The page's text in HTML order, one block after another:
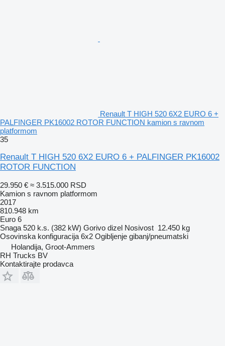
Renault T HIGH 520 6X2 EURO 6 +
PALFINGER PK16002 ROTOR FUNCTION kamion s ravnom
platformom
35
Renault T HIGH 520 6X2 EURO 6 + PALFINGER PK16002
ROTOR FUNCTION
29.950 € ≈ 3.515.000 RSD
Kamion s ravnom platformom
2017
810.948 km
Euro 6
Snaga 520 k.s. (382 kW) Gorivo dizel Nosivost 12.450 kg
Osovinska konfiguracija 6x2 Ogibljenje gibanj/pneumatski
Holandija, Groot-Ammers
RH Trucks BV
Kontaktirajte prodavca